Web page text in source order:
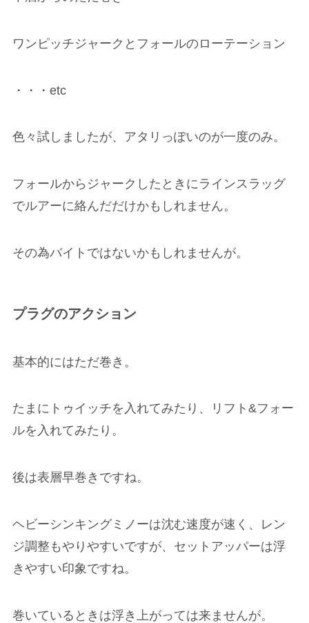
ワンピッチジャークとフォールのローテーション
・・・etc
色々試しましたが、アタリっぽいのが一度のみ。
フォールからジャークしたときにラインスラッグ
でルアーに絡んだだけかもしれません。
その為バイトではないかもしれませんが。
プラグのアクション
基本的にはただ巻き。
たまにトゥイッチを入れてみたり、リフト&フォー
ルを入れてみたり。
後は表層早巻きですね。
ヘビーシンキングミノーは沈む速度が速く、レン
ジ調整もやりやすいですが、セットアッパーは浮
きやすい印象ですね。
巻いているときは浮き上がっては来ませんが。